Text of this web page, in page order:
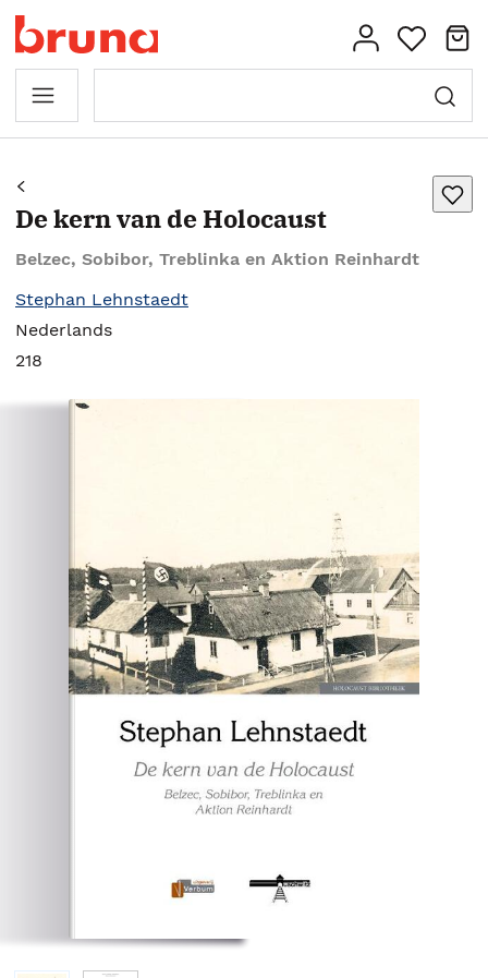
De kern van de Holocaust
Belzec, Sobibor, Treblinka en Aktion Reinhardt
Stephan Lehnstaedt
Nederlands
218